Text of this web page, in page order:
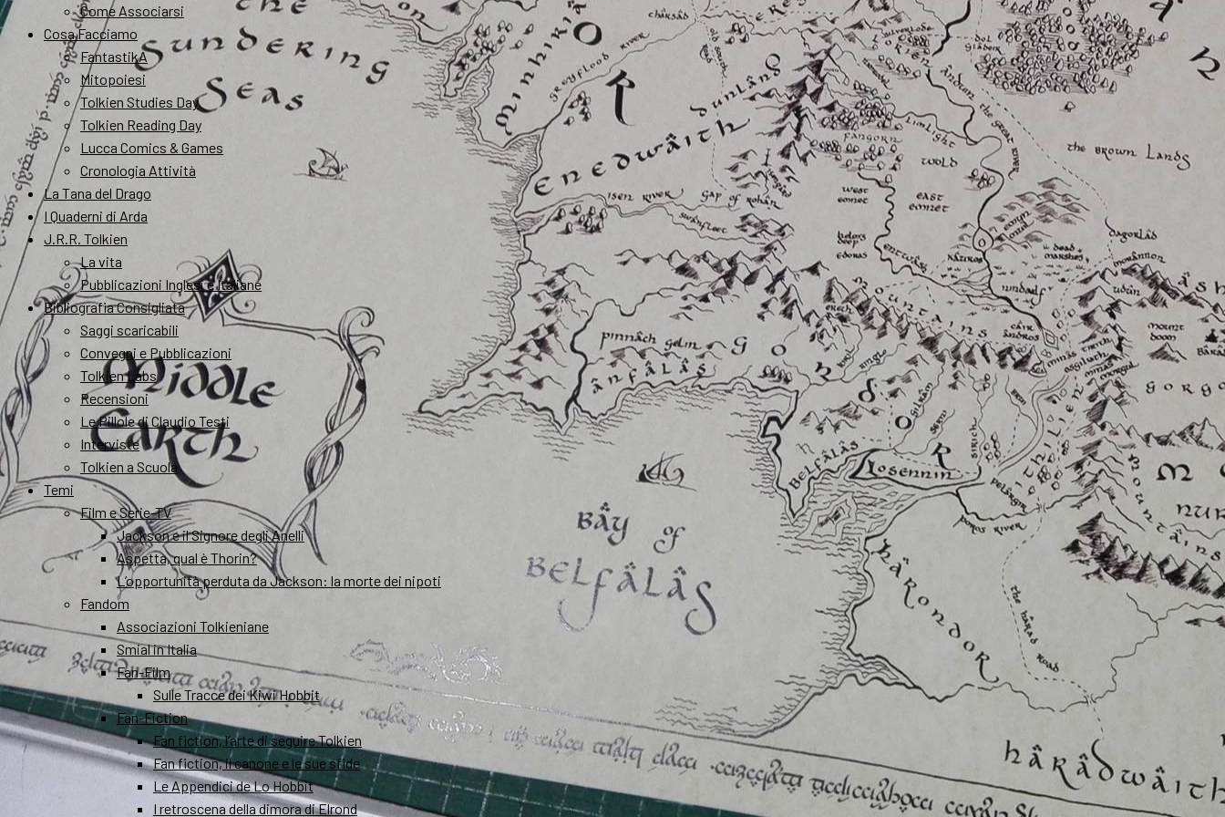
Come Associarsi
Cosa Facciamo
FantastikA
Mitopoiesi
Tolkien Studies Day
Tolkien Reading Day
Lucca Comics & Games
Cronologia Attività
La Tana del Drago
I Quaderni di Arda
J.R.R. Tolkien
La vita
Pubblicazioni Inglesi e Italiane
Bibliografia Consigliata
Saggi scaricabili
Convegni e Pubblicazioni
Tolkien Labs
Recensioni
Le Pillole di Claudio Testi
Interviste
Tolkien a Scuola
Temi
Film e Serie-TV
Jackson e il Signore degli Anelli
Aspetta, qual è Thorin?
L’opportunità perduta da Jackson: la morte dei nipoti
Fandom
Associazioni Tolkieniane
Smial in Italia
Fan-Film
Sulle Tracce dei Kiwi Hobbit
Fan-Fiction
Fan fiction, l’arte di seguire Tolkien
Fan fiction, il canone e le sue sfide
Le Appendici de Lo Hobbit
I retroscena della dimora di Elrond